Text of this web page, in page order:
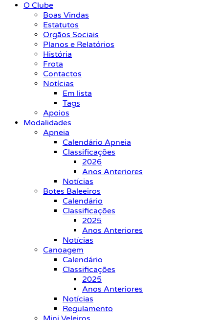
O Clube
Boas Vindas
Estatutos
Orgãos Sociais
Planos e Relatórios
História
Frota
Contactos
Notícias
Em lista
Tags
Apoios
Modalidades
Apneia
Calendário Apneia
Classificações
2026
Anos Anteriores
Notícias
Botes Baleeiros
Calendário
Classificações
2025
Anos Anteriores
Notícias
Canoagem
Calendário
Classificações
2025
Anos Anteriores
Notícias
Regulamento